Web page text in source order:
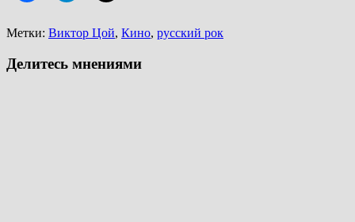
Метки: Виктор Цой, Кино, русский рок
Делитесь мнениями